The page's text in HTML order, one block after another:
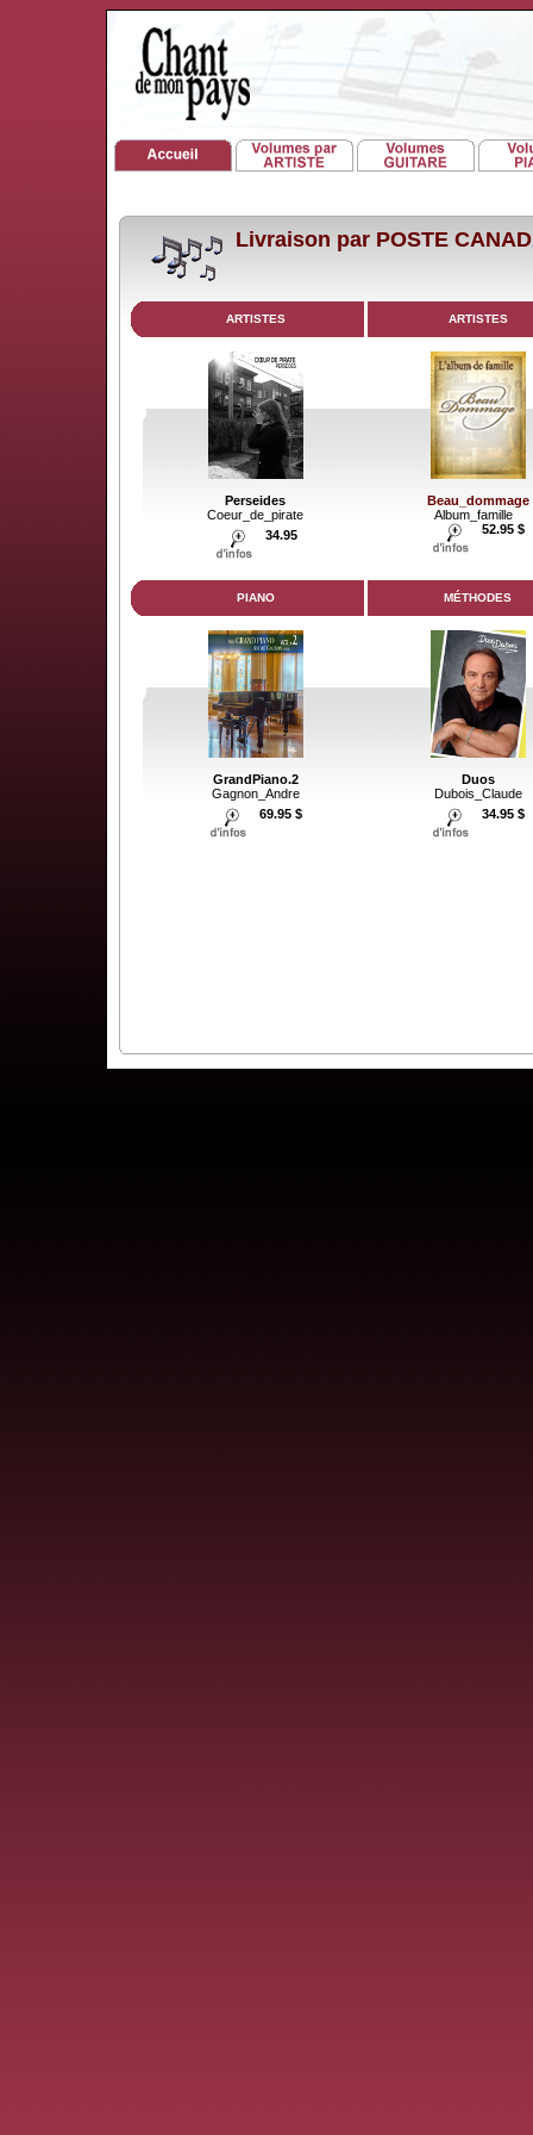
Livraison par POSTE
ARTISTES ARTISTES
Perseides
Coeur_de_pirate
34.95
Beau_dommage
Album_famille
52.95 $
PIANO MÉTHODES
GrandPiano.2
Gagnon_Andre
69.95 $
Duos
Dubois_Claude
34.95 $